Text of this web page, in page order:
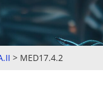
> MED17.4.2